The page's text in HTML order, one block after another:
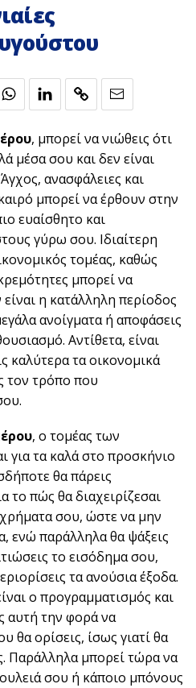
, μπορεί να νιώθεις ότι
μέσα σου και δεν είναι
ανασφάλειες και
μπορεί να έρθουν στην
ευαίσθητο και
γύρω σου. Ιδιαίτερη
τομέας, καθώς
μπορεί να
η κατάλληλη περίοδος
ανοίγματα ή αποφάσεις
Αντίθετα, είναι
καλύτερα τα οικονομικά
τον τρόπο που
, ο τομέας των
για τα καλά στο προσκήνιο
θα πάρεις
το πώς θα διαχειρίζεσαι
σου, ώστε να μην
ενώ παράλληλα θα ψάξεις
το εισόδημα σου,
τα ανούσια έξοδα.
ο προγραμματισμός και
αυτή την φορά να
θα ορίσεις, ίσως γιατί θα
Παράλληλα μπορεί τώρα να
σου ή κάποιο μπόνους